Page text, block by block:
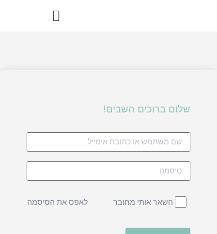
שלום ברוכים השבים!
השאר אותי מחובר לאפס את הסיסמה